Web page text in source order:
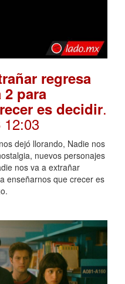
regresa
para
es decidir.
dejó llorando, Nadie nos
nuevos personajes
nos va a extrañar
enseñarnos que crecer es